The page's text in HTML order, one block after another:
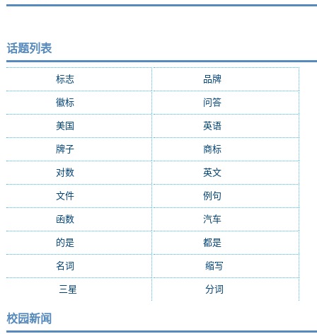
话题列表
标志 品牌(7684)
徽标 问答(4756)
美国 英语(2362)
牌子 商标(2139)
对数 英文(2103)
文件 例句
函数 汽车(1162)
的是 都是(1077)
名词 缩写
三星 分词
校园新闻